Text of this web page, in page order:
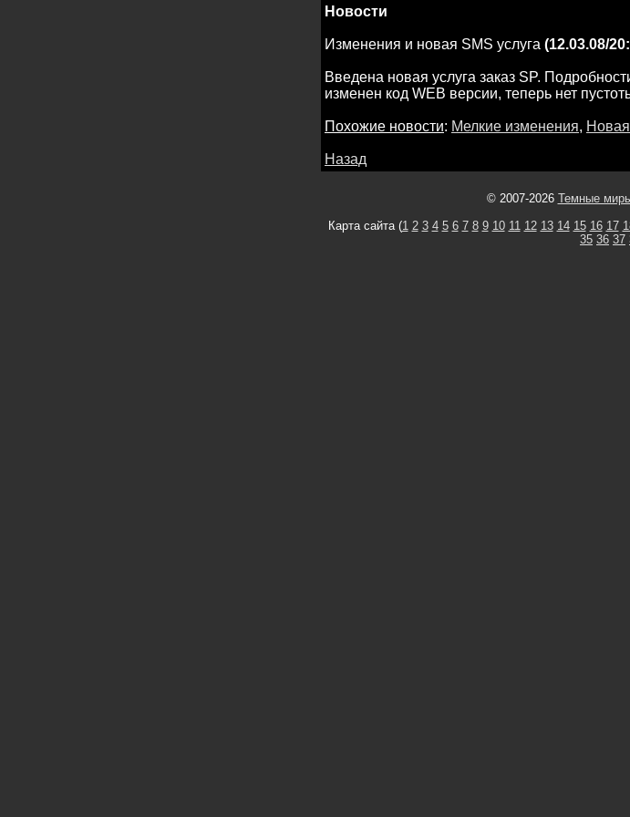
Новости
Изменения и новая SMS услуга (12.03.08/
Введена новая услуга заказ SP.
изменен код WEB версии, теперь нет
Похожие новости: Мелкие изменения,
Назад
© 2007-2026 Темные
Карта сайта (1 2 3 4 5 6 7 8 9 10 11 12 13 14 15 16 17
35 36 37